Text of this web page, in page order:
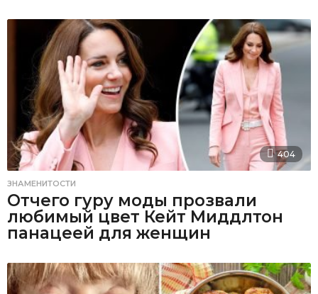
404
ЗНАМЕНИТОСТИ
Отчего гуру моды прозвали
любимый цвет Кейт Миддлтон
панацеей для женщин